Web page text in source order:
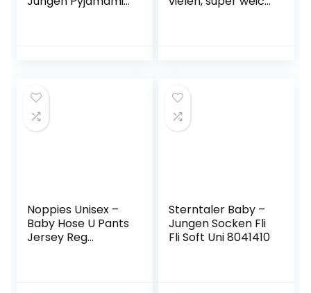
Noppies Unisex –
Baby Hose U Pants
Jersey Reg
Sterntaler Baby –
Jungen Socken Fli
Fli Soft Uni 8041410